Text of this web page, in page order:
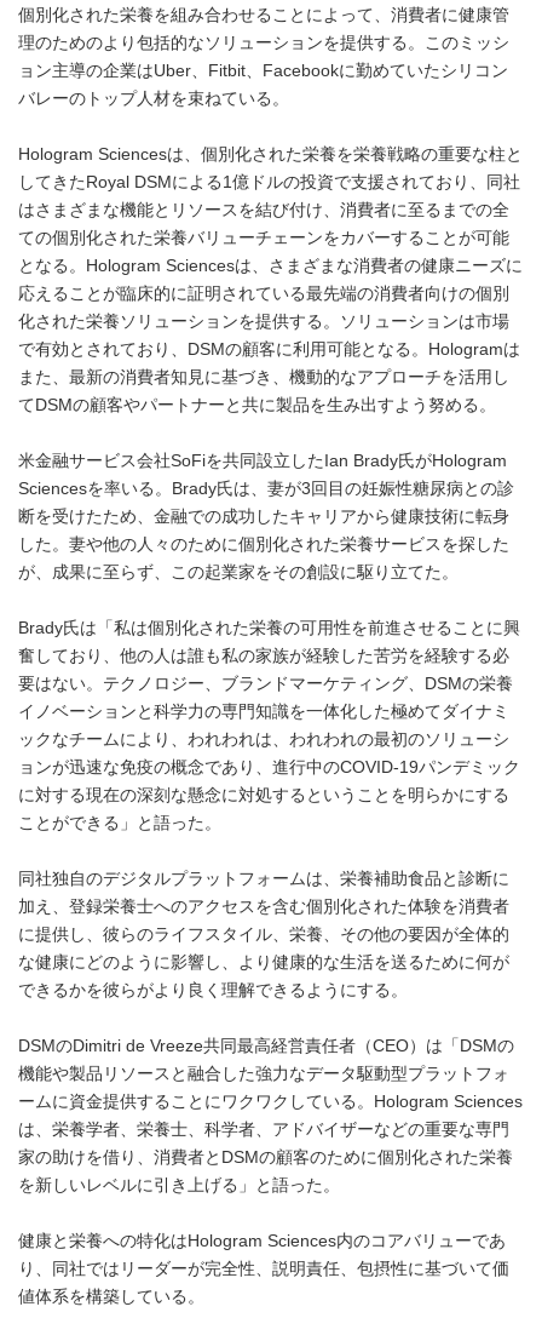
個別化された栄養を組み合わせることによって、消費者に健康管
理のためのより包括的なソリューションを提供する。このミッシ
ョン主導の企業はUber、Fitbit、Facebookに勤めていたシリコン
バレーのトップ人材を束ねている。
Hologram Sciencesは、個別化された栄養を栄養戦略の重要な柱と
してきたRoyal DSMによる1億ドルの投資で支援されており、同社
はさまざまな機能とリソースを結び付け、消費者に至るまでの全
ての個別化された栄養バリューチェーンをカバーすることが可能
となる。Hologram Sciencesは、さまざまな消費者の健康ニーズに
応えることが臨床的に証明されている最先端の消費者向けの個別
化された栄養ソリューションを提供する。ソリューションは市場
で有効とされており、DSMの顧客に利用可能となる。Hologramは
また、最新の消費者知見に基づき、機動的なアプローチを活用し
てDSMの顧客やパートナーと共に製品を生み出すよう努める。
米金融サービス会社SoFiを共同設立したIan Brady氏がHologram
Sciencesを率いる。Brady氏は、妻が3回目の妊娠性糖尿病との診
断を受けたため、金融での成功したキャリアから健康技術に転身
した。妻や他の人々のために個別化された栄養サービスを探した
が、成果に至らず、この起業家をその創設に駆り立てた。
Brady氏は「私は個別化された栄養の可用性を前進させることに興
奮しており、他の人は誰も私の家族が経験した苦労を経験する必
要はない。テクノロジー、ブランドマーケティング、DSMの栄養
イノベーションと科学力の専門知識を一体化した極めてダイナミ
ックなチームにより、われわれは、われわれの最初のソリューシ
ョンが迅速な免疫の概念であり、進行中のCOVID-19パンデミック
に対する現在の深刻な懸念に対処するということを明らかにする
ことができる」と語った。
同社独自のデジタルプラットフォームは、栄養補助食品と診断に
加え、登録栄養士へのアクセスを含む個別化された体験を消費者
に提供し、彼らのライフスタイル、栄養、その他の要因が全体的
な健康にどのように影響し、より健康的な生活を送るために何が
できるかを彼らがより良く理解できるようにする。
DSMのDimitri de Vreeze共同最高経営責任者（CEO）は「DSMの
機能や製品リソースと融合した強力なデータ駆動型プラットフォ
ームに資金提供することにワクワクしている。Hologram Sciences
は、栄養学者、栄養士、科学者、アドバイザーなどの重要な専門
家の助けを借り、消費者とDSMの顧客のために個別化された栄養
を新しいレベルに引き上げる」と語った。
健康と栄養への特化はHologram Sciences内のコアバリューであ
り、同社ではリーダーが完全性、説明責任、包摂性に基づいて価
値体系を構築している。